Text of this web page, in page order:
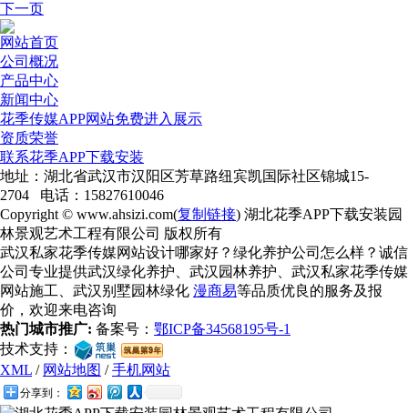
下一页
网站首页
公司概况
产品中心
新闻中心
花季传媒APP网站免费进入展示
资质荣誉
联系花季APP下载安装
地址：湖北省武汉市汉阳区芳草路纽宾凯国际社区锦城15-
2704 电话：15827610046
Copyright © www.ahsizi.com(复制链接) 湖北花季APP下载安装园
林景观艺术工程有限公司 版权所有
武汉私家花季传媒网站设计哪家好？绿化养护公司怎么样？诚信
公司专业提供武汉绿化养护、武汉园林养护、武汉私家花季传媒
网站施工、武汉别墅园林绿化 漫商易等品质优良的服务及报
价，欢迎来电咨询
热门城市推广: 备案号： 鄂ICP备34568195号-1
技术支持：
XML / 网站地图 /手机网站
分享到：